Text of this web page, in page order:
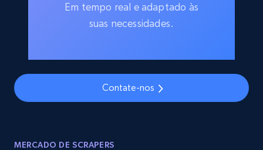
Em tempo real e adaptado às
suas necessidades.
Contate-nos
MERCADO DE SCRAPERS